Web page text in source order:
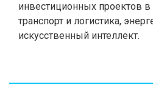
инвестиционных проектов в
транспорт и логистика,
искусственный интеллект.